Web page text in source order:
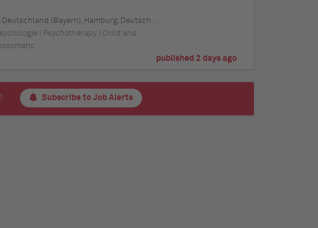
Kiel, Deutschland (Schleswig-Holstein), Augsburg, Deutschland (Bayern), Nürnberg, Deutschland (Bayern), Frankfurt am Main, Deutschland (Hessen), Bremen, Deutschland, Schwerin, Deutschland (Mecklenburg-Vorpommern), Mainz, Deutschland (Rheinland-Pfalz), Saarbrücken, Deutschland (Saarland), Dresden, Deutschland (Sachsen), Magdeburg, Deutschland (Sachsen-Anhalt), Potsdam, Deutschland (Brandenburg), Erfurt, Deutschland (Thüringen), Würzburg, Deutschland (Bayern), Heilbronn, Deutschland (Baden-Württemberg), Leipzig, Deutschland (Sachsen)
| Psychotherapy | Child and
published 2 days ago
Subscribe to Job Alerts